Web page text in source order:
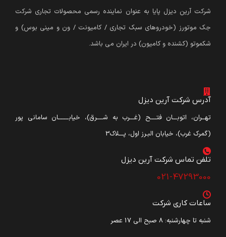
شرکت آرین دیزل پایا به عنوان نماینده رسمی محصولات تجاری شرکت
جک موتورز (خودروهای سبک تجاری / کامیونت / ون و مینی بوس) و
شکموتو (کشنده و کامیون) در ایران می باشد.
آدرس شرکت آرین دیزل
تهــران، اتوبـــان فتــــح (غـــرب به شــــرق)، خیابـــــــان سامانی پور
(گمرک غرب)، خیابان البـرز اول، پـــلاک3
تلفن تماس شرکت آرین دیزل​
021-47293000
ساعات کاری شرکت
شنبه تا چهارشنبه: ۸ صبح الی 17 عصر